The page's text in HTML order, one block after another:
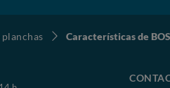
Características de